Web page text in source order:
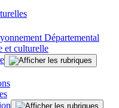
Départemental
et culturelle